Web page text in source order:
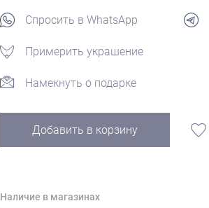
Спросить в WhatsApp
Примерить украшение
Намекнуть о подарке
Добавить в корзину
Наличие в магазинах